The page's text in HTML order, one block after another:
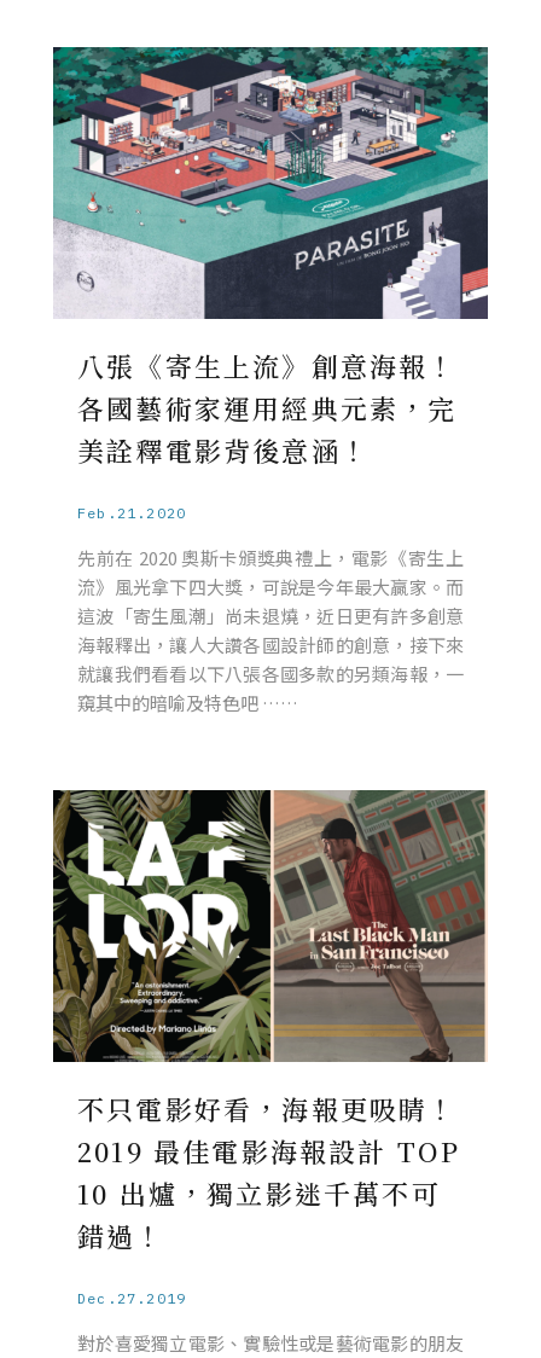
八張《寄生上流》創意海報！
各國藝術家運用經典元素，完
美詮釋電影背後意涵！
Feb.21.2020
先前在 2020 奧斯卡頒獎典禮上，電影《寄生上
流》風光拿下四大獎，可說是今年最大贏家。而
這波「寄生風潮」尚未退燒，近日更有許多創意
海報釋出，讓人大讚各國設計師的創意，接下來
就讓我們看看以下八張各國多款的另類海報，一
窺其中的暗喻及特色吧 ……
不只電影好看，海報更吸睛！
2019 最佳電影海報設計 TOP
10 出爐，獨立影迷千萬不可
錯過！
Dec.27.2019
對於喜愛獨立電影、實驗性或是藝術電影的朋友